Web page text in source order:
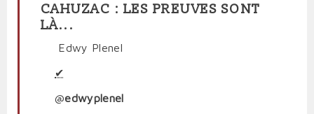
CAHUZAC : LES PREUVES SONT
LÀ...
Edwy Plenel
✔
@edwyplenel